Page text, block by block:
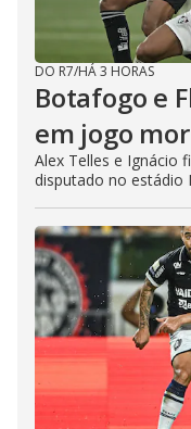
DO R7/HÁ 3 HORAS
Botafogo e
em jogo
Alex Telles e Ignácio
disputado no estádio